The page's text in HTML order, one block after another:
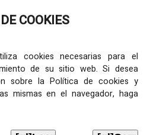
COOKIES
cookies necesarias para el
de su sitio web. Si desea
sobre la Política de cookies y
mismas en el navegador, haga
Amosar
Amosar
Extracto do Pleno ordinario de data 2.7.2020